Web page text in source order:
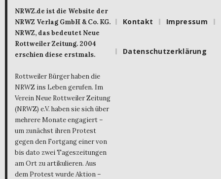
NRWZ.de ist die Website der
NRWZ Verlag GmbH & Co. KG.
NRWZ, das bedeutet Neue
Rottweiler Zeitung. 2004
erschien diese erstmals.
Rottweiler Bürger haben die
NRWZ ins Leben gerufen. Im
Verein Neue Rottweiler Zeitung
(NRWZ) e.V. haben sie sich über
mehrere Monate engagiert –
um zunächst ihren Protest
gegen den Fortgang einer von
bis dato zwei Tageszeitungen
am Ort zu artikulieren. Aus
dem Protest wurde Aktion –
Kontakt Impressum
Datenschutzerklärung